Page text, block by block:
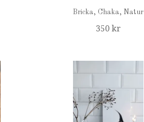
Bricka, Chaka, Natur
350 kr